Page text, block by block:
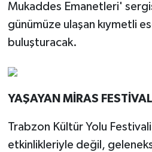
Mukaddes Emanetleri'
günümüze ulaşan kıymetli
buluşturacak.
YAŞAYAN MİRAS
Trabzon Kültür Yolu
etkinlikleriyle değil,